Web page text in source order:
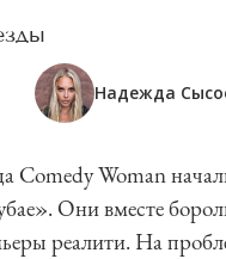
Надежда
Comedy Woman
Они вместе
реалити. На